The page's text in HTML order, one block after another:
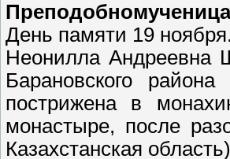
День памяти 19 ноября.
Неонилла Андреевна
Барановского
пострижена в
монастыре, после
Казахстанская